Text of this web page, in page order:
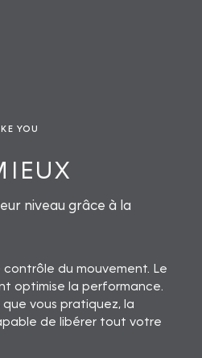
YOU
niveau grâce à la
du mouvement. Le
optimise la performance.
vous pratiquez, la
de libérer tout votre